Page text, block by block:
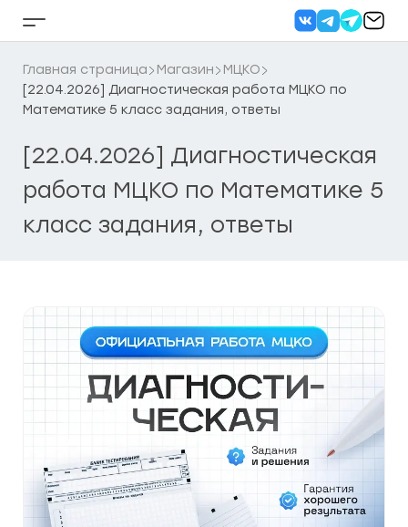
Кнопка
бокового
меню
Главная страница Магазин
МЦКО
[22.04.2026] Диагностическая работа МЦКО по
Математике 5 класс задания, ответы
[22.04.2026] Диагностическая
работа МЦКО по Математике 5
класс задания, ответы